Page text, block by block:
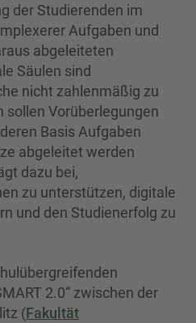
der Studierenden im
Aufgaben und
abgeleiteten
Säulen sind
nicht zahlenmäßig zu
sollen Vorüberlegungen
Basis Aufgaben
abgeleitet werden
dazu bei,
zu unterstützen, digitale
und den Studienerfolg zu
2.0“ zwischen der
(Fakultät